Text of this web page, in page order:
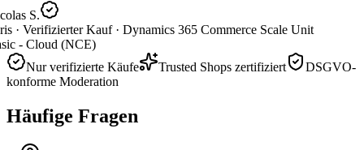
S.
· Verifizierter Kauf · Dynamics 365 Commerce Scale Unit
- Cloud (NCE)
Nur verifizierte Käufe
Trusted Shops zertifiziert
DSGVO-
konforme Moderation
Häufige Fragen